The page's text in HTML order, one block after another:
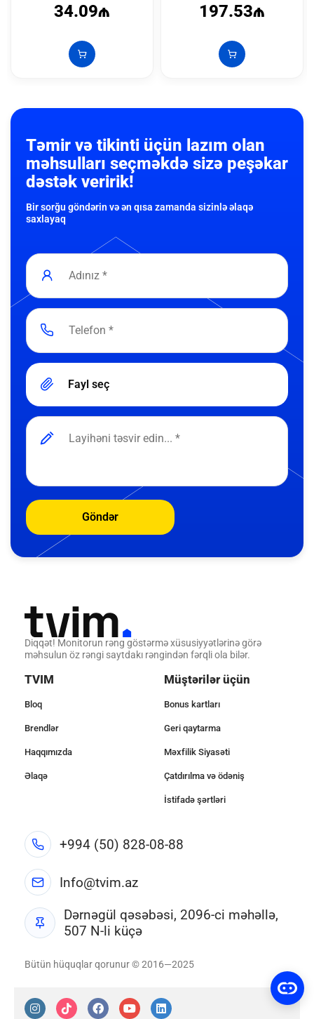
34.09₼ 197.53₼
Təmir və tikinti üçün lazım olan
məhsulları seçməkdə sizə peşəkar
dəstək veririk!
Bir sorğu göndərin və ən qısa zamanda sizinlə əlaqə
saxlayaq
Fayl seç
Göndər
Diqqət! Monitorun rəng göstərmə xüsusiyyətlərinə görə
məhsulun öz rəngi saytdakı rəngindən fərqli ola bilər.
TVIM
Bloq
Brendlər
Haqqımızda
Əlaqə
Müştərilər üçün
Bonus kartları
Geri qaytarma
Məxfilik Siyasəti
Çatdırılma və ödəniş
İstifadə şərtləri
+994 (50) 828-08-88
Info@tvim.az
Dərnəgül qəsəbəsi, 2096-ci məhəllə,
507 N-li küçə
Bütün hüquqlar qorunur © 2016—2025